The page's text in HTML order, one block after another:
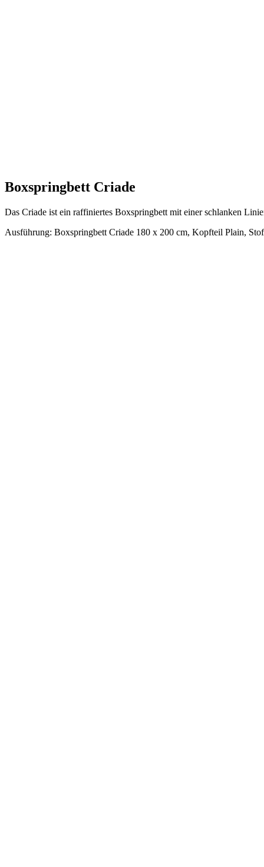
Boxspringbett Criade
Das Criade ist ein raffiniertes Boxspringbett mit einer schlanken
Ausführung: Boxspringbett Criade 180 x 200 cm, Kopfteil Plain,